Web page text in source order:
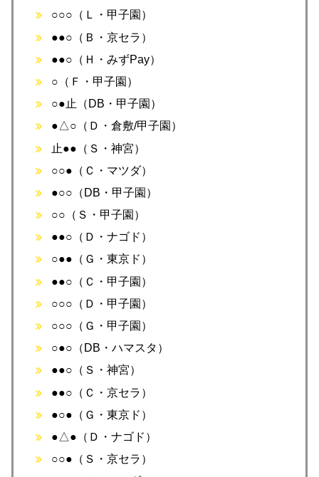
○○○（Ｌ・甲子園）
●●○（Ｂ・京セラ）
●●○（Ｈ・みずPay）
○（Ｆ・甲子園）
○●止（DB・甲子園）
●△○（Ｄ・倉敷/甲子園）
止●●（Ｓ・神宮）
○○●（Ｃ・マツダ）
●○○（DB・甲子園）
○○（Ｓ・甲子園）
●●○（Ｄ・ナゴド）
○●●（Ｇ・東京ド）
●●○（Ｃ・甲子園）
○○○（Ｄ・甲子園）
○○○（Ｇ・甲子園）
○●○（DB・ハマスタ）
●●○（Ｓ・神宮）
●●○（Ｃ・京セラ）
●○●（Ｇ・東京ド）
●△●（Ｄ・ナゴド）
○○●（Ｓ・京セラ）